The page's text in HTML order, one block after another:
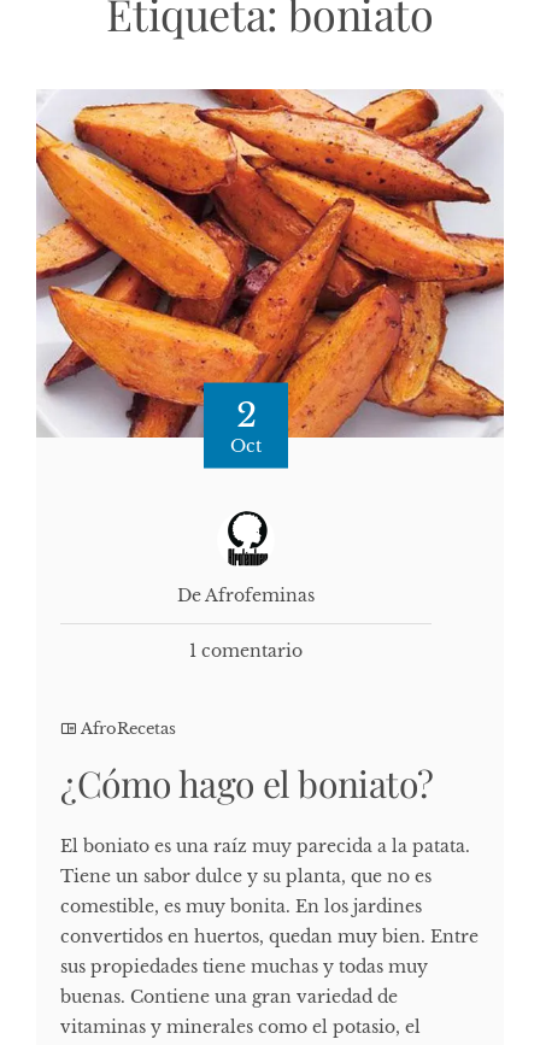
Etiqueta:boniato
2
Oct
De Afrofeminas
1 comentario
AfroRecetas
¿Cómo hago el boniato?
El boniato es una raíz muy parecida a la patata.
Tiene un sabor dulce y su planta, que no es
comestible, es muy bonita. En los jardines
convertidos en huertos, quedan muy bien. Entre
sus propiedades tiene muchas y todas muy
buenas. Contiene una gran variedad de
vitaminas y minerales como el potasio, el